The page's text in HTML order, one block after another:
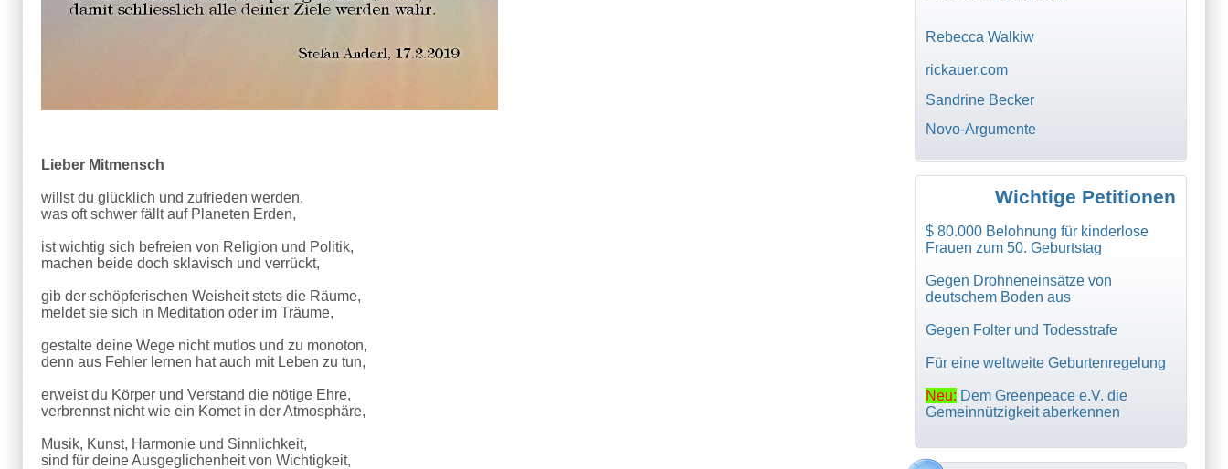
Lieber Mitmensch
willst du glücklich und zufrieden werden,
was oft schwer fällt auf Planeten Erden,
ist wichtig sich befreien von Religion und Politik,
machen beide doch sklavisch und verrückt,
gib der schöpferischen Weisheit stets die Räume,
meldet sie sich in Meditation oder im Träume,
gestalte deine Wege nicht mutlos und zu monoton,
denn aus Fehler lernen hat auch mit Leben zu tun,
erweist du Körper und Verstand die nötige Ehre,
verbrennst nicht wie ein Komet in der Atmosphäre,
Musik, Kunst, Harmonie und Sinnlichkeit,
sind für deine Ausgeglichenheit von Wichtigkeit,
Rebecca Walkiw
rickauer.com
Sandrine Becker
Novo-Argumente
Wichtige Petitionen
$ 80.000 Belohnung für kinderlose
Frauen zum 50. Geburtstag
Gegen Drohneneinsätze von
deutschem Boden aus
Gegen Folter und Todesstrafe
Für eine weltweite Geburtenregelung
Neu: Dem Greenpeace e.V. die
Gemeinnützigkeit aberkennen